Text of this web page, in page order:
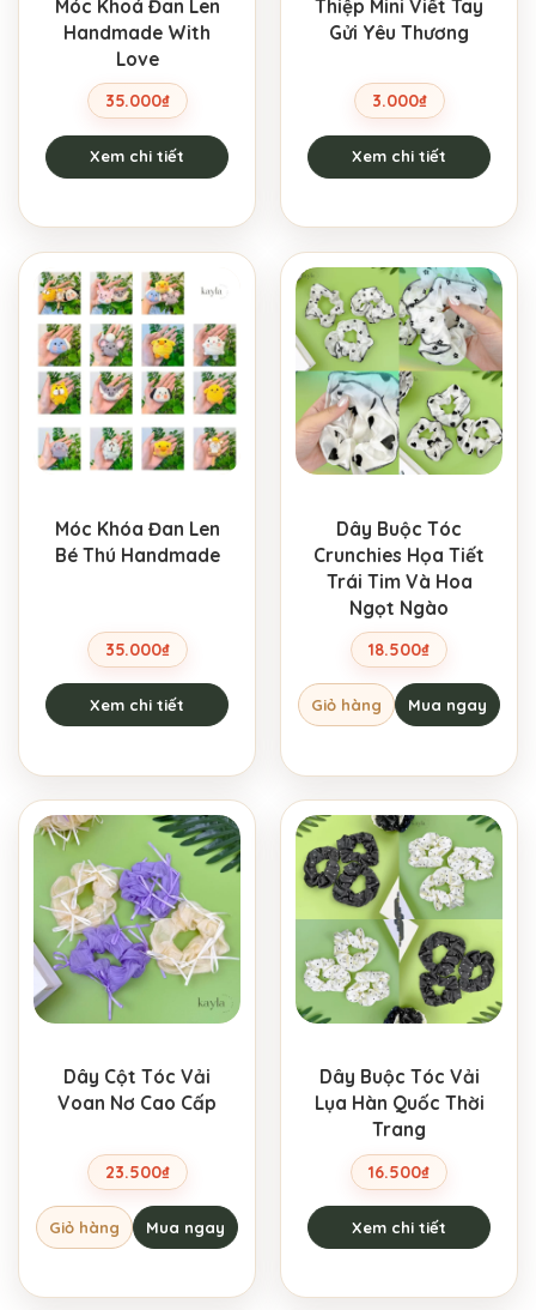
Móc Khoá Đan Len
Handmade With
Love
35.000₫
Xem chi tiết
Thiệp Mini Viết Tay
Gửi Yêu Thương
3.000₫
Xem chi tiết
Móc Khóa Đan Len
Bé Thú Handmade
35.000₫
Xem chi tiết
Dây Buộc Tóc
Crunchies Họa Tiết
Trái Tim Và Hoa
Ngọt Ngào
18.500₫
Giỏ hàng Mua ngay
Dây Cột Tóc Vải
Voan Nơ Cao Cấp
23.500₫
Giỏ hàng Mua ngay
Dây Buộc Tóc Vải
Lụa Hàn Quốc Thời
Trang
16.500₫
Xem chi tiết